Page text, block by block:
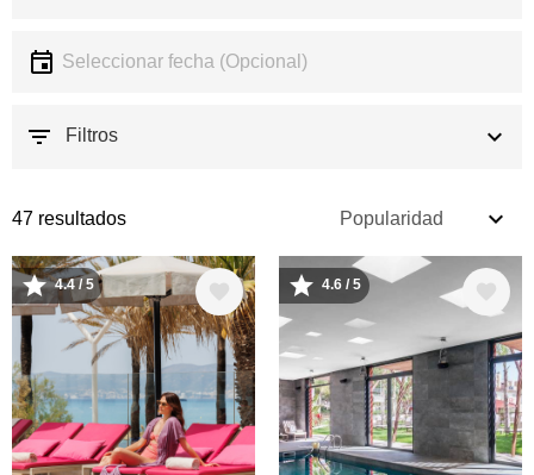
Fecha
Seleccionar fecha
Filtros
47 resultados
Image
4.4 / 5 Image
4.6 / 5